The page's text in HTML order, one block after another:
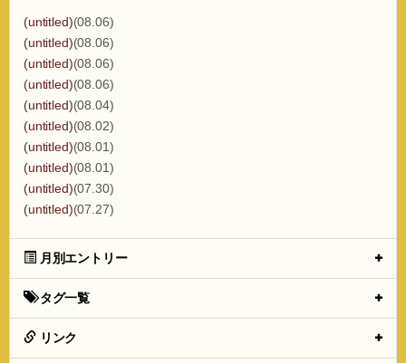
(untitled)(08.06)
(untitled)(08.06)
(untitled)(08.06)
(untitled)(08.06)
(untitled)(08.04)
(untitled)(08.02)
(untitled)(08.01)
(untitled)(08.01)
(untitled)(07.30)
(untitled)(07.27)
月別エントリー
タグ一覧
リンク